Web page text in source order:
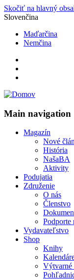
Skočiť na hlavný
Slovenčina
Maďarčina
Nemčina
Main navigation
Magazín
Nové
História
NašaBA
Aktivity
Podujatia
Združenie
O nás
Členstvo
Podporte
Vydavateľstvo
Shop
Knihy
Výtvarné